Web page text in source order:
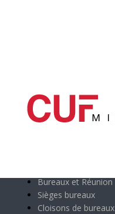
Bureaux et Réunion
Sièges bureaux
Cloisons de bureaux